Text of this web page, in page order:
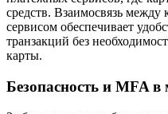
средств. Взаимосвязь
сервисом обеспечивает
транзакций без
карты.
Безопасность и MFA